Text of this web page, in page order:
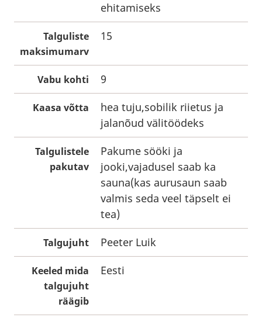
ehitamiseks
Talguliste
maksimumarv
15
Vabu kohti 9
Kaasa võtta
hea tuju,sobilik riietus ja
jalanõud välitöödeks
Talgulistele
pakutav
Pakume sööki ja
jooki,vajadusel saab ka
sauna(kas aurusaun saab
valmis seda veel täpselt ei
tea)
Talgujuht Peeter Luik
Keeled mida
talgujuht
räägib
Eesti